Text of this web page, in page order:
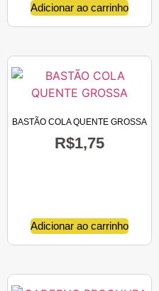
Adicionar ao carrinho
BASTÃO COLA QUENTE GROSSA
R$1,75
Adicionar ao carrinho